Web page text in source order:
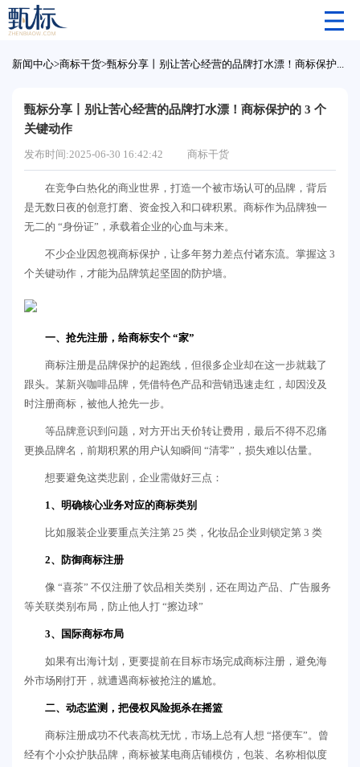
新闻中心>商标干货> 甄标分享丨别让苦心经营的品牌打水漂！商标保护的 3 个关键动作
甄标分享丨别让苦心经营的品牌打水漂！商标保护的 3 个
关键动作
发布时间:2025-06-30 16:42:42 商标干货
在竞争白热化的商业世界，打造一个被市场认可的品牌，背后
是无数日夜的创意打磨、资金投入和口碑积累。商标作为品牌独一
无二的 “身份证”，承载着企业的心血与未来。
不少企业因忽视商标保护，让多年努力差点付诸东流。掌握这 3
个关键动作，才能为品牌筑起坚固的防护墙。
一、抢先注册，给商标安个 “家”
商标注册是品牌保护的起跑线，但很多企业却在这一步就栽了
跟头。某新兴咖啡品牌，凭借特色产品和营销迅速走红，却因没及
时注册商标，被他人抢先一步。
等品牌意识到问题，对方开出天价转让费用，最后不得不忍痛
更换品牌名，前期积累的用户认知瞬间 “清零”，损失难以估量。
想要避免这类悲剧，企业需做好三点：
1、明确核心业务对应的商标类别
比如服装企业要重点关注第 25 类，化妆品企业则锁定第 3 类
2、防御商标注册
像 “喜茶” 不仅注册了饮品相关类别，还在周边产品、广告服务
等关联类别布局，防止他人打 “擦边球”
3、国际商标布局
如果有出海计划，更要提前在目标市场完成商标注册，避免海
外市场刚打开，就遭遇商标被抢注的尴尬。
二、动态监测，把侵权风险扼杀在摇篮
商标注册成功不代表高枕无忧，市场上总有人想 “搭便车”。曾
经有个小众护肤品牌，商标被某电商店铺模仿，包装、名称相似度